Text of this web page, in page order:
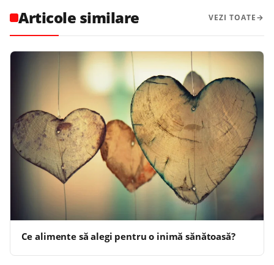
Articole similare VEZI TOATE
Ce alimente să alegi pentru o inimă sănătoasă?